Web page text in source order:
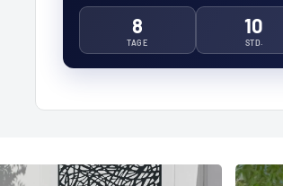
8
TAGE
10
STD.